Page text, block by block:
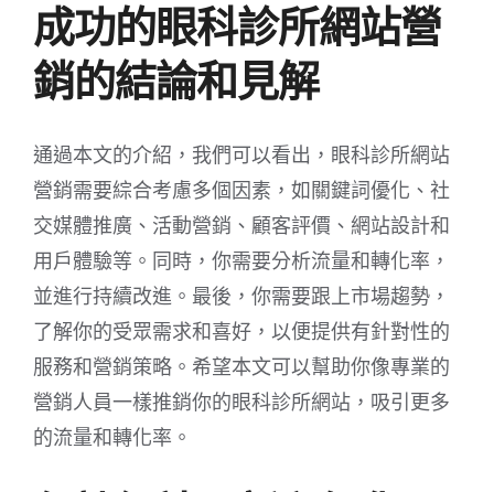
成功的眼科診所網站營
銷的結論和見解
通過本文的介紹，我們可以看出，眼科診所網站
營銷需要綜合考慮多個因素，如關鍵詞優化、社
交媒體推廣、活動營銷、顧客評價、網站設計和
用戶體驗等。同時，你需要分析流量和轉化率，
並進行持續改進。最後，你需要跟上市場趨勢，
了解你的受眾需求和喜好，以便提供有針對性的
服務和營銷策略。希望本文可以幫助你像專業的
營銷人員一樣推銷你的眼科診所網站，吸引更多
的流量和轉化率。